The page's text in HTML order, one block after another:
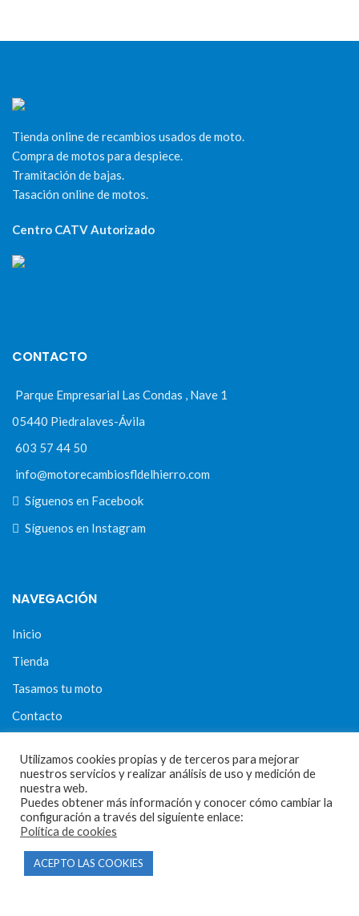
Tienda online de recambios usados de moto.
Compra de motos para despiece.
Tramitación de bajas.
Tasación online de motos.
Centro CATV Autorizado
CONTACTO
Parque Empresarial Las Condas , Nave 1
05440 Piedralaves-Ávila
603 57 44 50
info@motorecambiosfldelhierro.com
Síguenos en Facebook
Síguenos en Instagram
NAVEGACIÓN
Inicio
Tienda
Tasamos tu moto
Contacto
CONDICIONES Y AVISOS LEGALES
Condiciones de compra
Política de privacidad
Utilizamos cookies propias y de terceros para mejorar
nuestros servicios y realizar análisis de uso y medición de
nuestra web.
Puedes obtener más información y conocer cómo cambiar la
configuración a través del siguiente enlace:
Política de cookies
ACEPTO LAS COOKIES